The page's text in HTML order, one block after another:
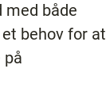
både
behov for at
på